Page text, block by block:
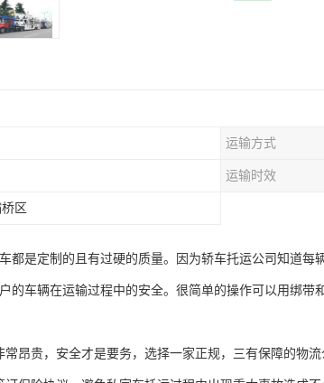
运输方式
运输时效
区
都是定制的且有过硬的质量。因为轿车托运公司知道
的车辆在运输过程中的安全。很简单的操作可以用绑带
昂贵，安全才是要务，选择一家正规，三有保障的物流